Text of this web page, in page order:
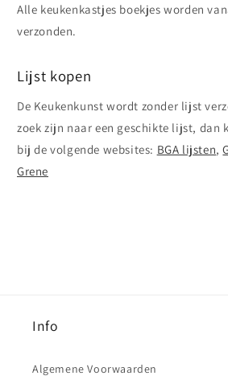
Alle keukenkastjes boekjes worden
verzonden.
Lijst kopen
De Keukenkunst wordt zonder lijst
zoek zijn naar een geschikte lijst, dan
bij de volgende websites: BGA lijsten,
Grene
Info
Algemene Voorwaarden